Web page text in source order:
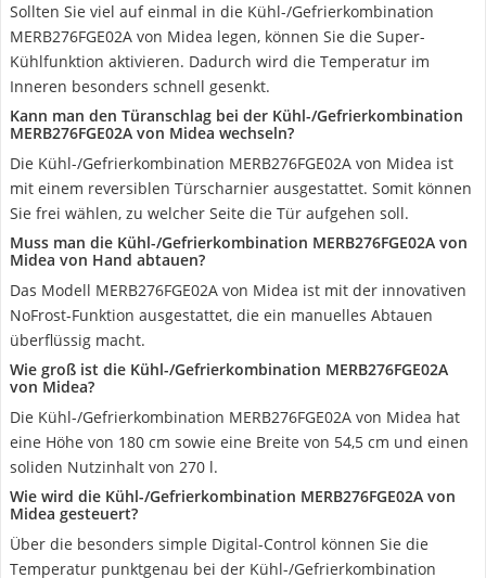
Sollten Sie viel auf einmal in die Kühl-/Gefrierkombination
MERB276FGE02A von Midea legen, können Sie die Super-
Kühlfunktion aktivieren. Dadurch wird die Temperatur im
Inneren besonders schnell gesenkt.
Kann man den Türanschlag bei der Kühl-/Gefrierkombination
MERB276FGE02A von Midea wechseln?
Die Kühl-/Gefrierkombination MERB276FGE02A von Midea ist
mit einem reversiblen Türscharnier ausgestattet. Somit können
Sie frei wählen, zu welcher Seite die Tür aufgehen soll.
Muss man die Kühl-/Gefrierkombination MERB276FGE02A von
Midea von Hand abtauen?
Das Modell MERB276FGE02A von Midea ist mit der innovativen
NoFrost-Funktion ausgestattet, die ein manuelles Abtauen
überflüssig macht.
Wie groß ist die Kühl-/Gefrierkombination MERB276FGE02A
von Midea?
Die Kühl-/Gefrierkombination MERB276FGE02A von Midea hat
eine Höhe von 180 cm sowie eine Breite von 54,5 cm und einen
soliden Nutzinhalt von 270 l.
Wie wird die Kühl-/Gefrierkombination MERB276FGE02A von
Midea gesteuert?
Über die besonders simple Digital-Control können Sie die
Temperatur punktgenau bei der Kühl-/Gefrierkombination